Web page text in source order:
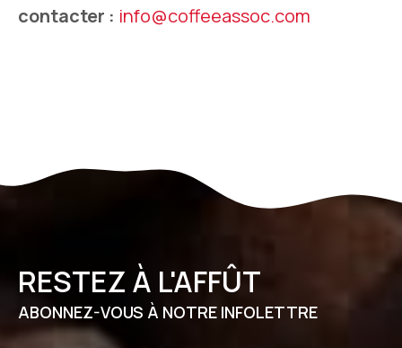
contacter : info@coffeeassoc.com
RESTEZ À L'AFFÛT
ABONNEZ-VOUS À NOTRE INFOLETTRE